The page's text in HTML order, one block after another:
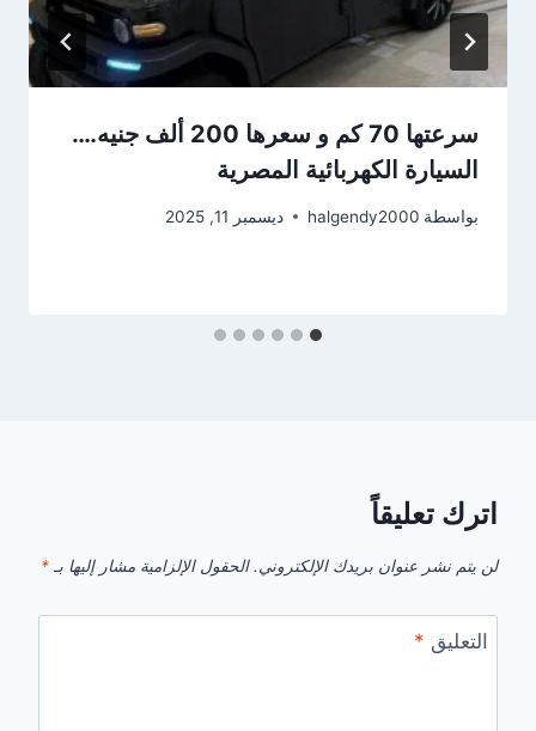
سرعتها 70 كم و سعرها 200 ألف جنيه….
السيارة الكهربائية المصرية
بواسطة halgendy2000 ديسمبر 11, 2025
اترك تعليقاً
لن يتم نشر عنوان بريدك الإلكتروني. الحقول الإلزامية مشار إليها بـ *
التعليق *